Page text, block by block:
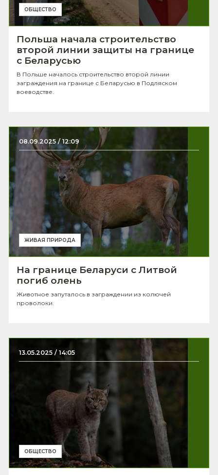
ОБЩЕСТВО
Польша начала строительство
второй линии защиты на границе
с Беларусью
В Польше началось строительство второй линии
заграждения на границе с Беларусью в Подляском
воеводстве.
08.09.2025 / 12:09
ЖИВАЯ ПРИРОДА
На границе Беларуси с Литвой
погиб олень
Животное запуталось в заграждении из колючей
проволоки.
13.05.2025 / 14:05
ОБЩЕСТВО